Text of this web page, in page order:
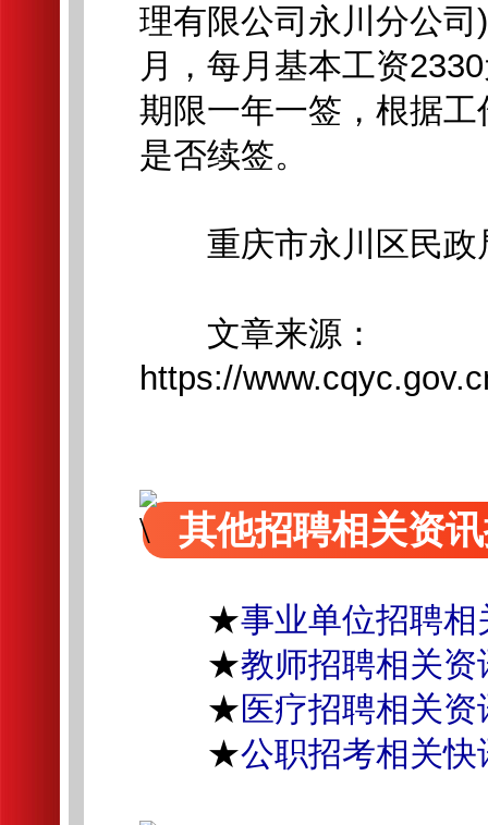
理有限公司永川分公
月，每月基本工资
期限一年一签，根据
是否续签。
重庆市永川区民政
文章来源：
https://
其他招聘相关资
★事业单位招聘相
★教师招聘相关资
★医疗招聘相关资
★公职招考相关快